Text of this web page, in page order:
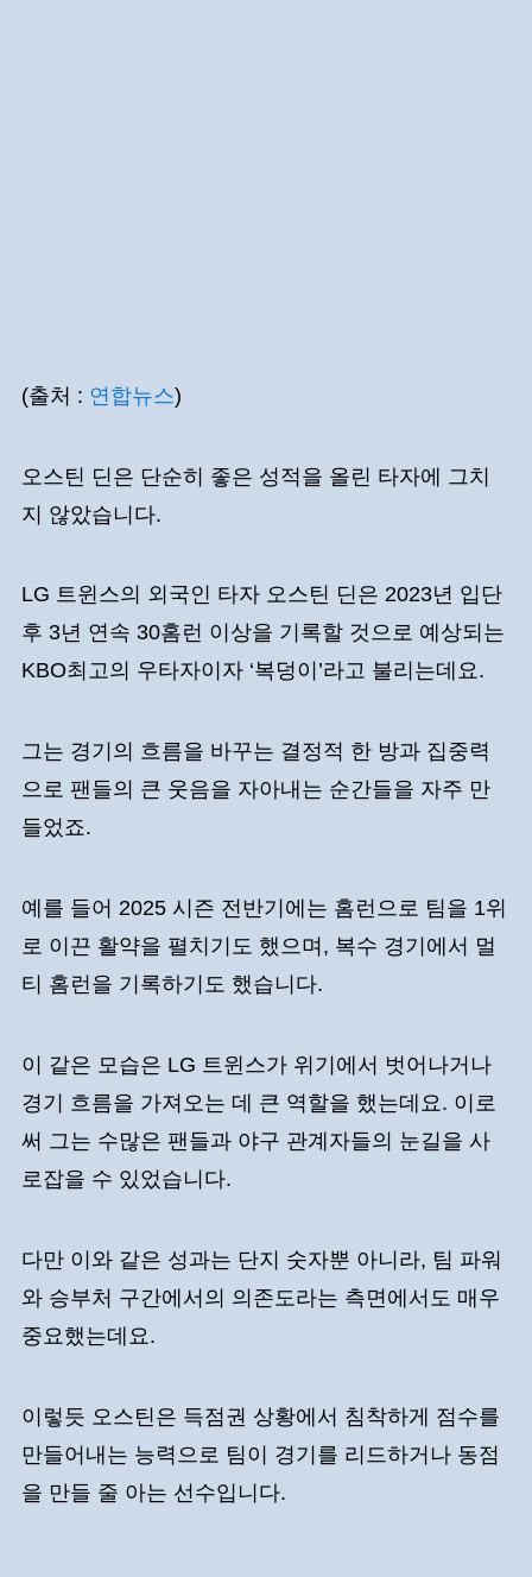
(출처 : 연합뉴스)
오스틴 딘은 단순히 좋은 성적을 올린 타자에 그치
지 않았습니다.
LG 트윈스의 외국인 타자 오스틴 딘은 2023년 입단
후 3년 연속 30홈런 이상을 기록할 것으로 예상되는
KBO최고의 우타자이자 ‘복덩이’라고 불리는데요.
그는 경기의 흐름을 바꾸는 결정적 한 방과 집중력
으로 팬들의 큰 웃음을 자아내는 순간들을 자주 만
들었죠.
예를 들어 2025 시즌 전반기에는 홈런으로 팀을 1위
로 이끈 활약을 펼치기도 했으며, 복수 경기에서 멀
티 홈런을 기록하기도 했습니다.
이 같은 모습은 LG 트윈스가 위기에서 벗어나거나
경기 흐름을 가져오는 데 큰 역할을 했는데요. 이로
써 그는 수많은 팬들과 야구 관계자들의 눈길을 사
로잡을 수 있었습니다.
다만 이와 같은 성과는 단지 숫자뿐 아니라, 팀 파워
와 승부처 구간에서의 의존도라는 측면에서도 매우
중요했는데요.
이렇듯 오스틴은 득점권 상황에서 침착하게 점수를
만들어내는 능력으로 팀이 경기를 리드하거나 동점
을 만들 줄 아는 선수입니다.